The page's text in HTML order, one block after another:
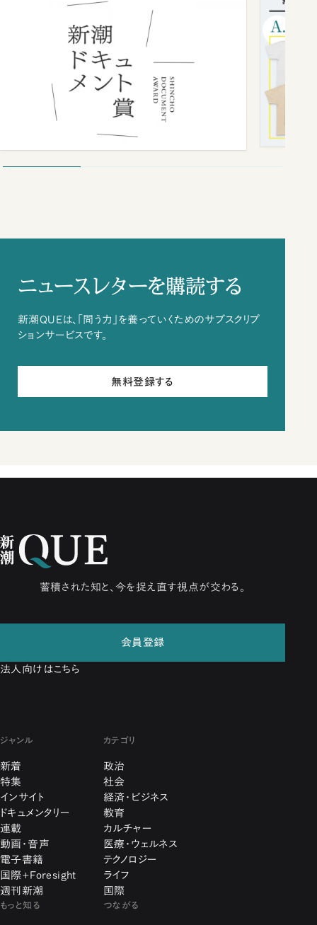
ニュースレターを購読する
新潮QUEは、「問う力」を養っていくためのサブスクリプ
ションサービスです。
無料登録する
蓄積された知と、今を捉え直す視点が交わる。
会員登録
法人向けはこちら
ジャンル
新着
特集
インサイト
ドキュメンタリー
連載
動画・音声
電子書籍
国際+Foresight
週刊新潮
カテゴリ
政治
社会
経済・ビジネス
教育
カルチャー
医療・ウェルネス
テクノロジー
ライフ
国際
もっと知る つながる